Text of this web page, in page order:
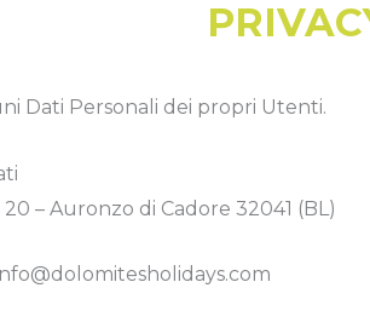
Dati Personali dei propri Utenti.
– Auronzo di Cadore 32041 (BL)